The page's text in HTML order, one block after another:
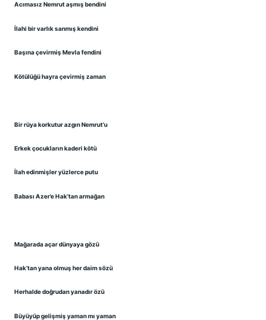
Acımasız Nemrut aşmış bendini
İlahi bir varlık sanmış kendini
Başına çevirmiş Mevla fendini
Kötülüğü hayra çevirmiş zaman
Bir rüya korkutur azgın Nemrut’u
Erkek çocukların kaderi kötü
İlah edinmişler yüzlerce putu
Babası Azer’e Hak’tan armağan
Mağarada açar dünyaya gözü
Hak’tan yana olmuş her daim sözü
Herhalde doğrudan yanadır özü
Büyüyüp gelişmiş yaman mı yaman